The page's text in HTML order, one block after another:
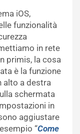
iOS,
funzionalità
in rete
primis, la cosa
è la funzione
alto a destra
schermata
in
aggiustare
“Come